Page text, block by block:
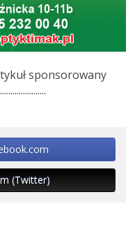
Artykuł sponsorowany
(Twitter)